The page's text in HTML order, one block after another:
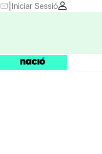
Iniciar Sessió